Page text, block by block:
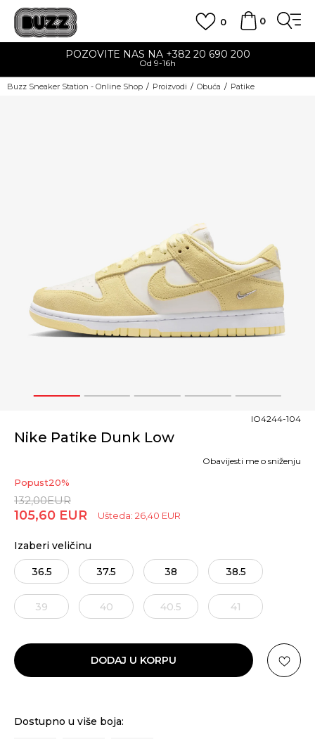
0
0
POZOVITE NAS NA +382 20 690 200
Od 9-16h
Buzz Sneaker Station - Online Shop Proizvodi Obuća Patike
1 2 3 4 5
Nike Patike Dunk Low
IO4244-104
Popust20%
132,00EUR
105,60 EUR Ušteda: 26,40 EUR
Obavijesti me o sniženju
Izaberi veličinu
36.5 37.5 38 38.5
39 40 40.5 41
DODAJ U KORPU
Dostupno u više boja: